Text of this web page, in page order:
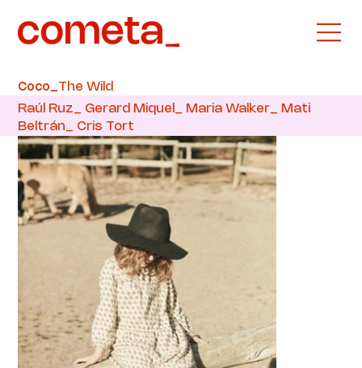
Coco_The Wild
Raúl Ruz_ Gerard Miquel_ Maria Walker_ Mati
Beltrán_ Cris Tort